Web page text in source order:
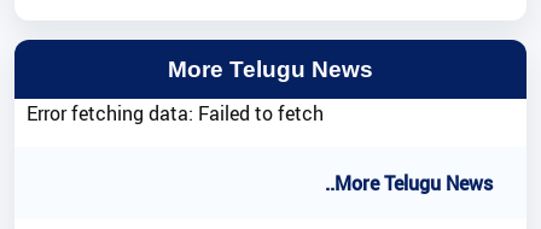
More Telugu News
Error fetching data: Failed to fetch
..More Telugu News